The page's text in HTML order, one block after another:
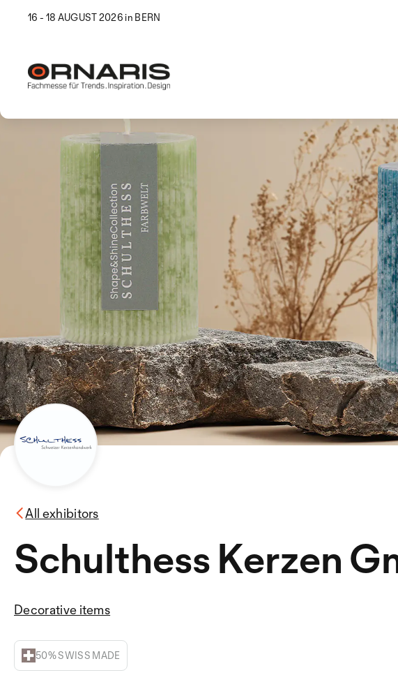
16 - 18 AUGUST 2026 in BERN
All exhibitors
Schulthess Kerzen
Decorative items
50% SWISS MADE